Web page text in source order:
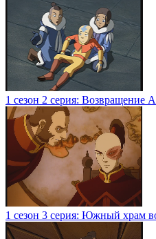
1 сезон 2 серия: Возвращение
1 сезон 3 серия: Южный храм